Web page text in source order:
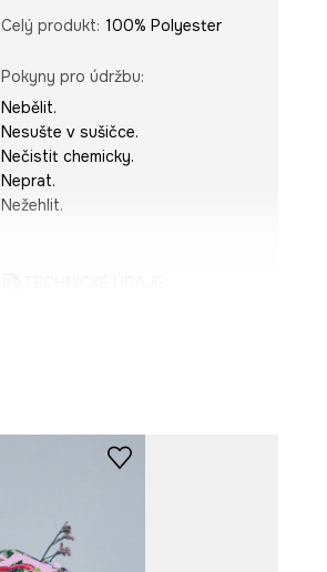
Celý produkt: 100% Polyester
Pokyny pro údržbu:
Nebělit.
Nesušte v sušičce.
Nečistit chemicky.
Neprat.
Nežehlit.